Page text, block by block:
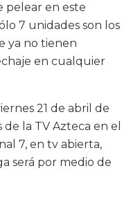
pelear en este
7 unidades son los
ya no tienen
en cualquier
21 de abril de
de la TV Azteca en el
7, en tv abierta,
será por medio de